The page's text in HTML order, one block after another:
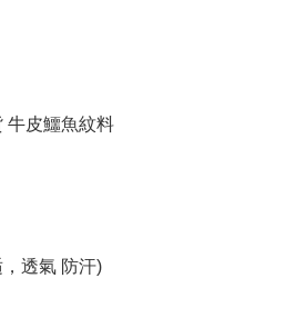
牛皮鱷魚紋料
透氣 防汗)